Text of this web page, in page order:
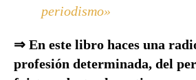
periodismo»
⇒ En este libro haces una
profesión determinada, del